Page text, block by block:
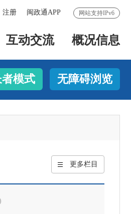
网站支持IPv6
注册 闽政通APP
互动交流 概况信息
模式 无障碍浏览
更多栏目